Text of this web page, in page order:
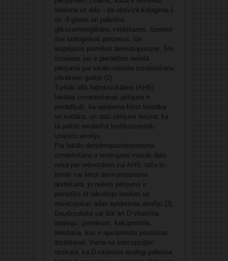
ietekme uz ādu – tie aktivizē kolagēna-1
un -3 gēnus un palielina
glikozaminoglikānu veidošanos. Izprotot
šos bioloģiskos procesus, tos
iespējams piemērot dermatoporozei. Šīs
izmaiņas jau ir pierādītas nelielā
pētījumā par lokālu retinola izmantošanu
cilvēkiem gados (2).
Turklāt alfa hidroksiskābes (AHS)
lokālas izmantošanas pētījumi ir
pierādījuši, ka epiderma kļūst biezāka
un tvirtāka, un daži pētījumi liecina, ka
tā palīdz ierobežot kortikosteroīdu
izraisītu atrofiju.
Par lokālu dehidroepiandrosterona
izmantošanu ir ievērojami mazāk datu
nekā par retinoīdiem vai AHS, taču to
tomēr var lietot dermatoporozes
ārstēšanā, jo neliels pētījums ir
pierādījis tā labvēlīgo ietekmi uz
novecojošas ādas epidermas atrofiju (3).
Daudzsološa var būt arī D vitamīna
analogu, piemēram, kalcipotriola,
lietošana, kas ir apstiprināts psoriāzes
ārstēšanai. Viena no koncepcijām
uzskata, ka D vitamīna analogi palielina